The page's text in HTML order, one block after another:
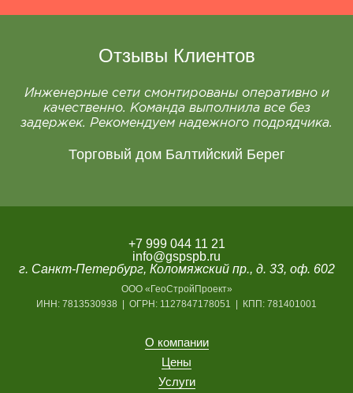
Отзывы Клиентов
Инженерные сети смонтированы оперативно и
качественно. Команда выполнила все без
задержек. Рекомендуем надежного подрядчика.
Торговый дом Балтийский Берег
+7 999 044 11 21
info@gspspb.ru
г. Санкт-Петербург, Коломяжский пр., д. 33, оф. 602
ООО «ГеоСтройПроект»
ИНН: 7813530938 | ОГРН: 1127847178051 | КПП: 781401001
О компании
Цены
Услуги